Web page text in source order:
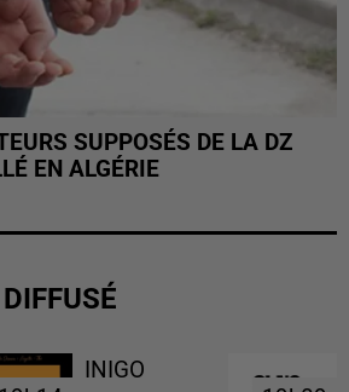
SUPPOSÉS DE LA DZ
EN ALGÉRIE
INIGO